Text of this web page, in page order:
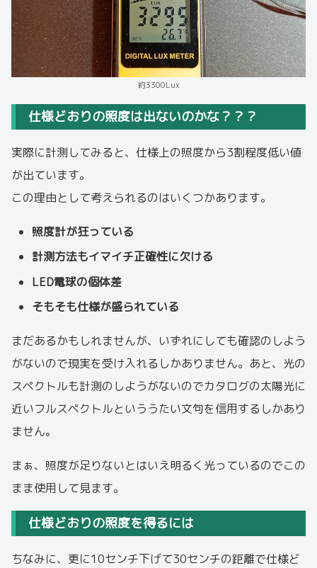
約3300Lux
仕様どおりの照度は出ないのかな？？？
実際に計測してみると、仕様上の照度から3割程度低い値
が出ています。
この理由として考えられるのはいくつかあります。
照度計が狂っている
計測方法もイマイチ正確性に欠ける
LED電球の個体差
そもそも仕様が盛られている
まだあるかもしれませんが、いずれにしても確認のしよう
がないので現実を受け入れるしかありません。あと、光の
スペクトルも計測のしようがないのでカタログの太陽光に
近いフルスペクトルといううたい文句を信用するしかあり
ません。
まぁ、照度が足りないとはいえ明るく光っているのでこの
まま使用して見ます。
仕様どおりの照度を得るには
ちなみに、更に10センチ下げて30センチの距離で仕様ど